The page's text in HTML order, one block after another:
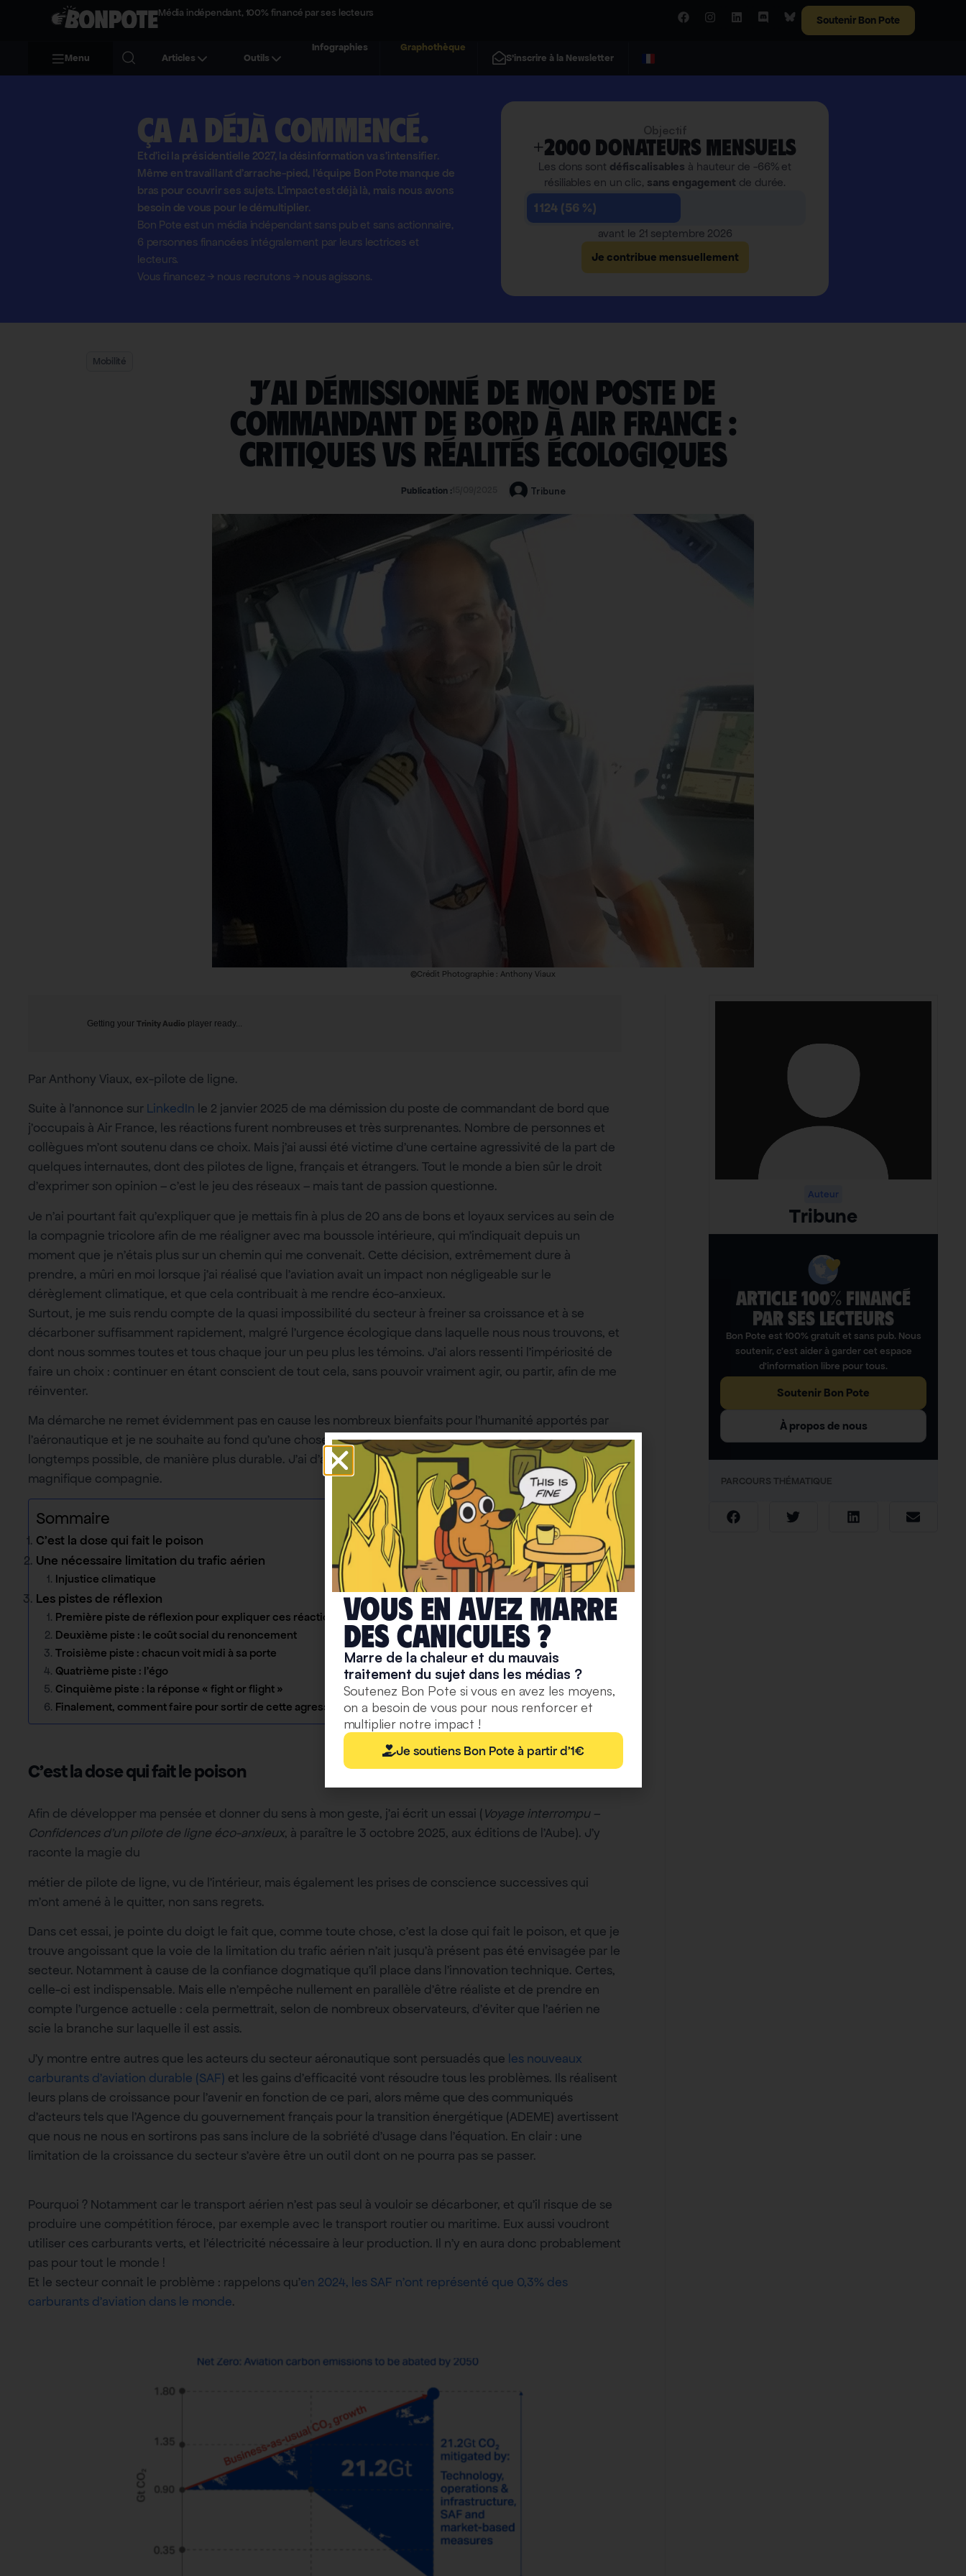
Média indépendant, 100% financé par ses lecteurs
Soutenir Bon Pote
Menu Articles Outils
Infographies
Graphothèque
S'inscrire à la Newsletter
Ça a déjà commencé.
Et d'ici la présidentielle 2027, la désinformation va s'intensifier.
Même en travaillant d'arrache-pied, l'équipe Bon Pote manque de
bras pour couvrir ses sujets. L'impact est déjà là, mais nous avons
besoin de vous pour le démultiplier.
Bon Pote est un média indépendant sans pub et sans actionnaire,
6 personnes financées intégralement par leurs lectrices et
lecteurs.
Vous financez→nous recrutons →nous agissons.
+2000 donateurs mensuels
Les dons sont défiscalisables à hauteur de -66% et
résiliables en un clic, sans engagement de durée.
1 124 (56 %)
avant le 21 septembre 2026
Je contribue mensuellement
Mobilité
J’ai démissionné de mon poste de
commandant de bord à Air France :
critiques vs réalités écologiques
Publication :15/09/2025 Tribune
©Crédit Photographie : Anthony Viaux
Getting your Trinity Audio player ready...
Par Anthony Viaux, ex-pilote de ligne.
Suite à l’annonce sur LinkedIn le 2 janvier 2025 de ma démission du poste de commandant de bord que
j’occupais à Air France, les réactions furent nombreuses et très surprenantes. Nombre de personnes et
collègues m’ont soutenu dans ce choix. Mais j’ai aussi été victime d’une certaine agressivité de la part de
quelques internautes, dont des pilotes de ligne, français et étrangers. Tout le monde a bien sûr le droit
d’exprimer son opinion – c’est le jeu des réseaux – mais tant de passion questionne.
Je n’ai pourtant fait qu’expliquer que je mettais fin à plus de 20 ans de bons et loyaux services au sein de
la compagnie tricolore afin de me réaligner avec ma boussole intérieure, qui m’indiquait depuis un
moment que je n’étais plus sur un chemin qui me convenait. Cette décision, extrêmement dure à
prendre, a mûri en moi lorsque j’ai réalisé que l’aviation avait un impact non négligeable sur le
dérèglement climatique, et que cela contribuait à me rendre éco-anxieux.
Surtout, je me suis rendu compte de la quasi impossibilité du secteur à freiner sa croissance et à se
décarboner suffisamment rapidement, malgré l’urgence écologique dans laquelle nous nous trouvons, et
dont nous sommes toutes et tous chaque jour un peu plus les témoins. J’ai alors ressenti l’impériosité de
faire un choix : continuer en étant conscient de tout cela, sans pouvoir vraiment agir, ou partir, afin de me
réinventer.
Ma démarche ne remet évidemment pas en cause les nombreux bienfaits pour l’humanité apportés par
l’aéronautique et je ne souhaite au fond qu’une chose : que nous puissions continuer à voler le plus
longtemps possible, de manière plus durable. J’ai d’ailleurs adoré exercer ce fabuleux métier, dans cette
magnifique compagnie.
Sommaire
C’est la dose qui fait le poison
Une nécessaire limitation du trafic aérien
Injustice climatique
Les pistes de réflexion
Première piste de réflexion pour expliquer ces réactions agressives : les biais dont nous sommes victimes
Deuxième piste : le coût social du renoncement
Troisième piste : chacun voit midi à sa porte
Quatrième piste : l’égo
Cinquième piste : la réponse « fight or flight »
Finalement, comment faire pour sortir de cette agressivité latente ?
C’est la dose qui fait le poison
Afin de développer ma pensée et donner du sens à mon geste, j’ai écrit un essai (Voyage interrompu –
Confidences d’un pilote de ligne éco-anxieux, à paraître le 3 octobre 2025, aux éditions de l’Aube). J’y
raconte la magie du
métier de pilote de ligne, vu de l’intérieur, mais également les prises de conscience successives qui
m’ont amené à le quitter, non sans regrets.
Dans cet essai, je pointe du doigt le fait que, comme toute chose, c’est la dose qui fait le poison, et que je
trouve angoissant que la voie de la limitation du trafic aérien n’ait jusqu’à présent pas été envisagée par le
secteur. Notamment à cause de la confiance dogmatique qu’il place dans l’innovation technique. Certes,
celle-ci est indispensable. Mais elle n’empêche nullement en parallèle d’être réaliste et de prendre en
compte l’urgence actuelle : cela permettrait, selon de nombreux observateurs, d’éviter que l’aérien ne
scie la branche sur laquelle il est assis.
J’y montre entre autres que les acteurs du secteur aéronautique sont persuadés que les nouveaux
carburants d’aviation durable (SAF) et les gains d’efficacité vont résoudre tous les problèmes. Ils réalisent
leurs plans de croissance pour l’avenir en fonction de ce pari, alors même que des communiqués
d’acteurs tels que l’Agence du gouvernement français pour la transition énergétique (ADEME) avertissent
que nous ne nous en sortirons pas sans inclure de la sobriété d’usage dans l’équation. En clair : une
limitation de la croissance du secteur s’avère être un outil dont on ne pourra pas se passer.
Pourquoi ? Notamment car le transport aérien n’est pas seul à vouloir se décarboner, et qu’il risque de se
produire une compétition féroce, par exemple avec le transport routier ou maritime. Eux aussi voudront
utiliser ces carburants verts, et l’électricité nécessaire à leur production. Il n’y en aura donc probablement
pas pour tout le monde !
Et le secteur connait le problème : rappelons qu’en 2024, les SAF n’ont représenté que 0,3% des
carburants d’aviation dans le monde.
Auteur
Tribune
ARTICLE 100% FINANCÉ
PAR SES LECTEURS​
Bon Pote est 100% gratuit et sans pub. Nous
soutenir, c’est aider à garder cet espace
d’information libre pour tous.
Soutenir Bon Pote
À propos de nous
PARCOURS THÉMATIQUE
Vous en avez marre
deS caniculeS ?
Marre de la chaleur et du mauvais
traitement du sujet dans les médias ?
Soutenez Bon Pote si vous en avez les moyens,
on a besoin de vous pour nous renforcer et
multiplier notre impact !
Je soutiens Bon Pote à partir d'1€